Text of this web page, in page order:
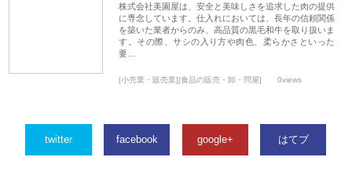
株式会社美園屋は、安全と美味しさを追求した肉の提供
に専念しています。仕入れにおいては、長年の信頼関係
を築いた業者からのみ、高品質の黒毛和牛を取り扱いま
す。その際、サシの入り方や肉色、柔らかさといった
要…
[小売業・販売業][食品の販売・卸・問屋] 0views
twitter facebook google+ はてブ